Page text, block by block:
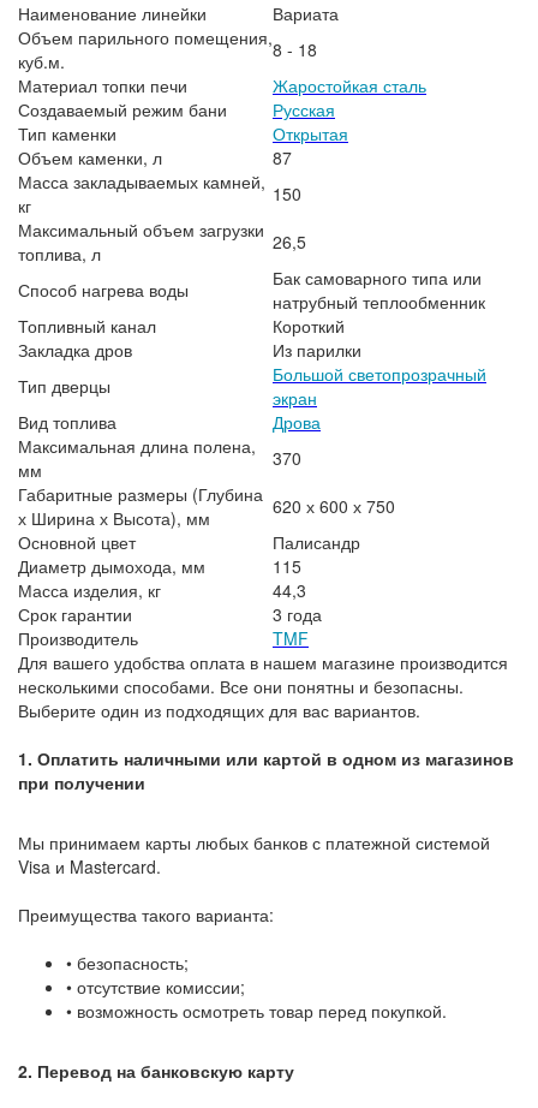
Наименование линейки
Вариата
Объем парильного помещения,
куб.м.
8 - 18
Материал топки печи
Жаростойкая сталь
Создаваемый режим бани
Русская
Тип каменки
Открытая
Объем каменки, л
87
Масса закладываемых камней,
кг
150
Максимальный объем загрузки
топлива, л
26,5
Способ нагрева воды
Бак самоварного типа или
натрубный теплообменник
Топливный канал
Короткий
Закладка дров
Из парилки
Тип дверцы
Большой светопрозрачный
экран
Вид топлива
Дрова
Максимальная длина полена,
мм
370
Габаритные размеры (Глубина
х Ширина х Высота), мм
620 х 600 х 750
Основной цвет
Палисандр
Диаметр дымохода, мм
115
Масса изделия, кг
44,3
Срок гарантии
3 года
Производитель
TMF
Для вашего удобства оплата в нашем магазине производится
несколькими способами. Все они понятны и безопасны.
Выберите один из подходящих для вас вариантов.
1. Оплатить наличными или картой в одном из магазинов
при получении
Мы принимаем карты любых банков с платежной системой
Visa и Mastercard.
Преимущества такого варианта:
• безопасность;
• отсутствие комиссии;
• возможность осмотреть товар перед покупкой.
2. Перевод на банковскую карту